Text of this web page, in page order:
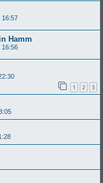
16:57
Hamm
16:56
1 2 3